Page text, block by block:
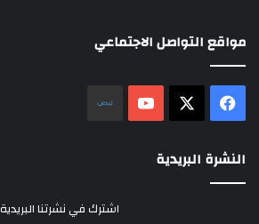
مواقع التواصل الاجتماعي
فيسبوك ‫YouTube
النشرة البريدية
اشترك في نشرتنا البريدية